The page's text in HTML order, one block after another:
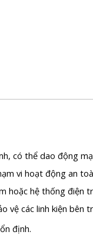
có thể dao động
vi hoạt động an
hoặc hệ thống điện
vệ các linh kiện bên
định.